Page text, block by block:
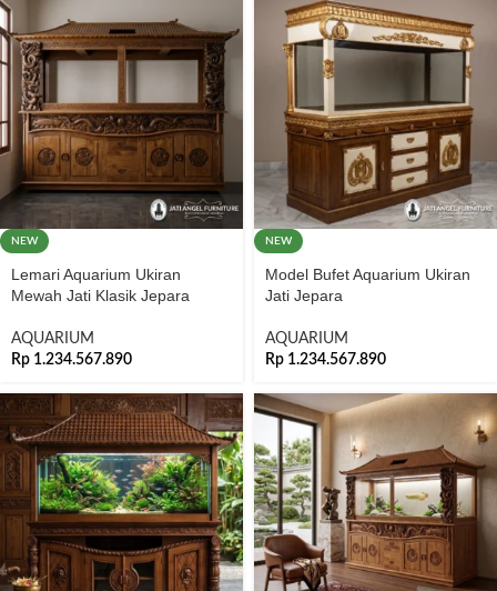
NEW
Lemari Aquarium Ukiran
Mewah Jati Klasik Jepara
AQUARIUM
Rp 1.234.567.890
NEW
Model Bufet Aquarium Ukiran
Jati Jepara
AQUARIUM
Rp 1.234.567.890